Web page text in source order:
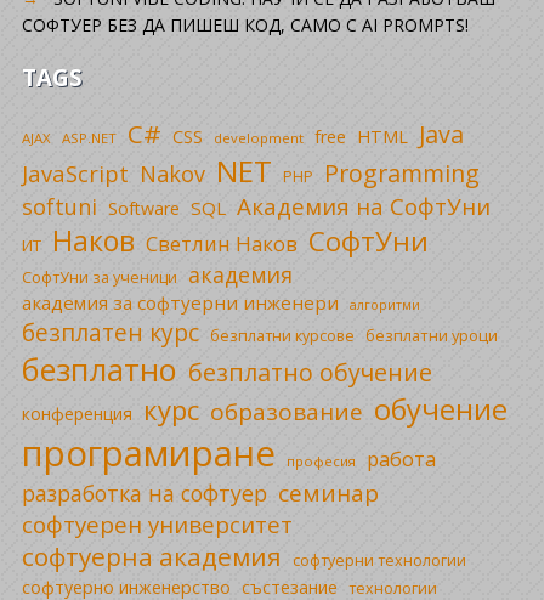
СОФТУЕР БЕЗ ДА ПИШЕШ КОД, САМО С AI PROMPTS!
TAGS
AJAX ASP.NET C# CSS development free HTML Java
JavaScript Nakov NET PHP Programming
softuni Software SQL Академия на СофтУни
ИТ Наков Светлин Наков СофтУни
СофтУни за ученици академия
академия за софтуерни инженери алгоритми
безплатен курс безплатни курсове безплатни уроци
безплатно безплатно обучение
конференция курс образование обучение
програмиране професия работа
разработка на софтуер семинар
софтуерен университет
софтуерна академия софтуерни технологии
софтуерно инженерство състезание технологии